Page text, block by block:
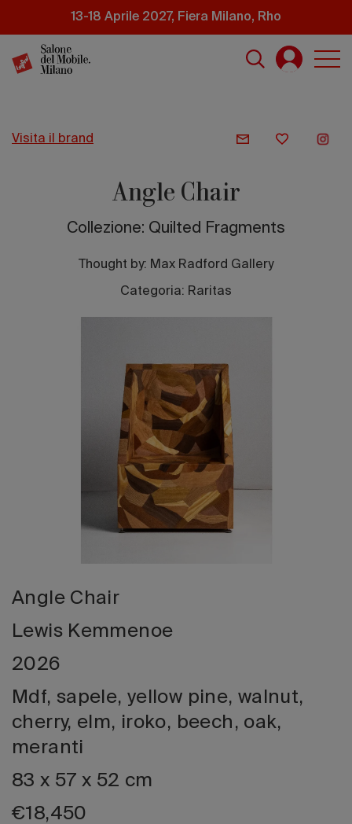
principale
13-18 Aprile 2027, Fiera Milano, Rho
visita il brand
Angle Chair
Collezione: Quilted Fragments
Thought by: Max Radford Gallery
Categoria: Raritas
Angle Chair
Lewis Kemmenoe
2026
Mdf, sapele, yellow pine, walnut,
cherry, elm, iroko, beech, oak,
meranti
83 x 57 x 52 cm
€18,450